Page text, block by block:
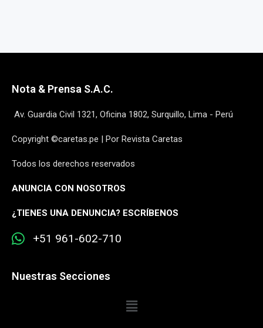
Nota & Prensa S.A.C.
Av. Guardia Civil 1321, Oficina 1802, Surquillo, Lima - Perú
Copyright ©caretas.pe | Por Revista Caretas
Todos los derechos reservados
ANUNCIA CON NOSOTROS
¿TIENES UNA DENUNCIA? ESCRÍBENOS
+51 961-602-710
Nuestras Secciones